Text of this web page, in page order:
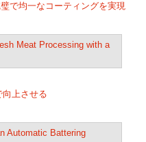
で均一なコーティングを実現
上させる